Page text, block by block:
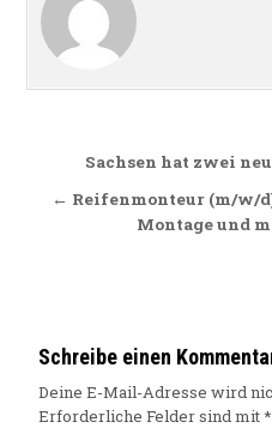
Sachsen hat zwei
← Reifenmonteur (m/w/
Montage und
Schreibe einen
Deine E-Mail-Adresse wird
Erforderliche Felder sind mit*